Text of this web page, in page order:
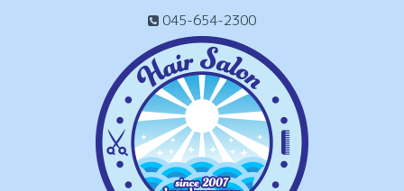
045-654-2300